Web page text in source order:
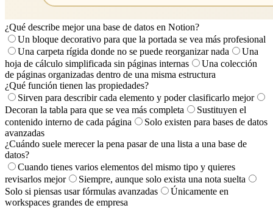
¿Qué describe mejor una base de datos en Notion?
Un bloque decorativo para que la portada se vea más profesional
Una carpeta rígida donde no se puede reorganizar nada
Una
hoja de cálculo simplificada sin páginas internas
Una colección
de páginas organizadas dentro de una misma estructura
¿Qué función tienen las propiedades?
Sirven para describir cada elemento y poder clasificarlo mejor
Decoran la tabla para que se vea más completa
Sustituyen el
contenido interno de cada página
Solo existen para bases de datos
avanzadas
¿Cuándo suele merecer la pena pasar de una lista a una base de
datos?
Cuando tienes varios elementos del mismo tipo y quieres
revisarlos mejor
Siempre, aunque solo exista una nota suelta
Solo si piensas usar fórmulas avanzadas
Únicamente en
workspaces grandes de empresa